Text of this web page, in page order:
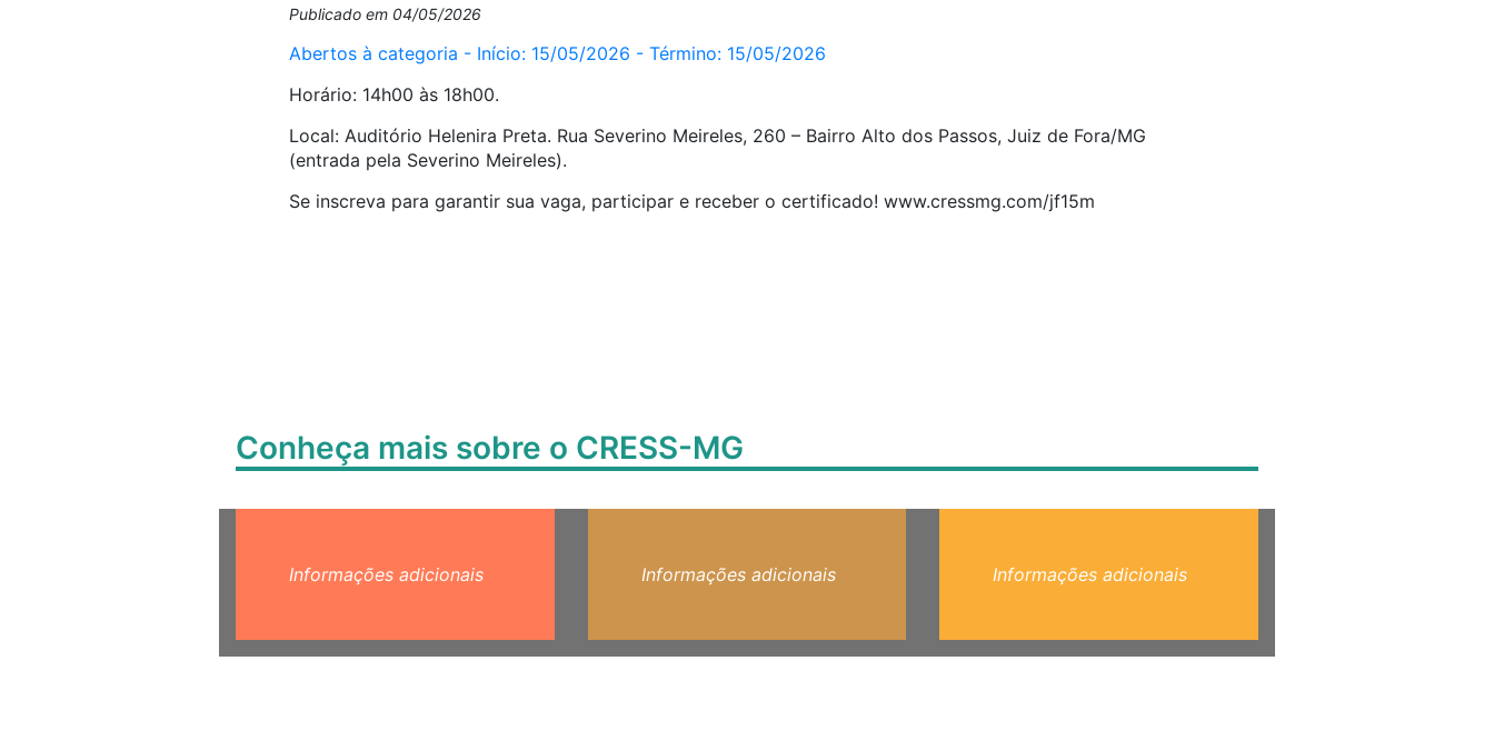
Publicado em 04/05/2026
Abertos à categoria - Início: 15/05/2026 - Término: 15/05/2026
Horário: 14h00 às 18h00.
Local: Auditório Helenira Preta. Rua Severino Meireles, 260 – Bairro Alto dos Passos, Juiz de Fora/MG
(entrada pela Severino Meireles).
Se inscreva para garantir sua vaga, participar e receber o certificado! www.cressmg.com/jf15m
Conheça mais sobre o CRESS-MG
Informações adicionais Informações adicionais Informações adicionais